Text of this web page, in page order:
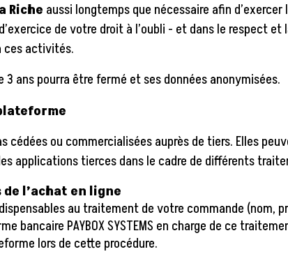
Riche aussi longtemps que nécessaire afin d’exercer
de votre droit à l’oubli - et dans le respect et
ces activités.
ans pourra être fermé et ses données anonymisées.
ou commercialisées auprès de tiers. Elles
applications tierces dans le cadre de différents
l’achat en ligne
au traitement de votre commande (nom,
bancaire PAYBOX SYSTEMS en charge de ce
lors de cette procédure.